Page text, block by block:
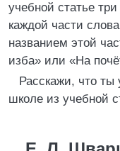
учебной статье
каждой части
названием этой
изба» или «На
Расскажи, что ты
школе из учебной